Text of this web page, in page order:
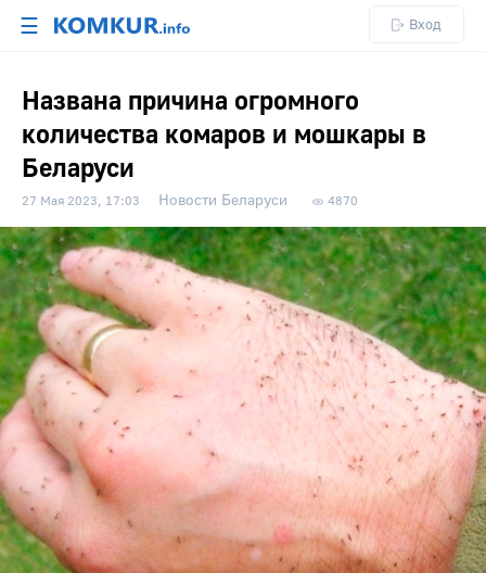
☰ Вход
Названа причина огромного
количества комаров и мошкары в
Беларуси
27 Мая 2023, 17:03 Новости Беларуси 4870